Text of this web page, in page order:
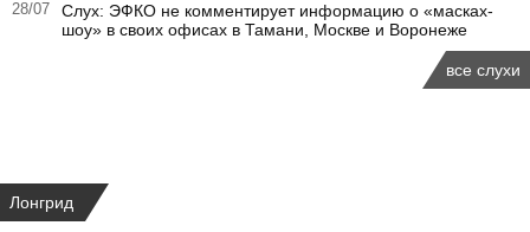
28/07
Слух: ЭФКО не комментирует информацию о «масках-
шоу» в своих офисах в Тамани, Москве и Воронеже
все слухи
Лонгрид